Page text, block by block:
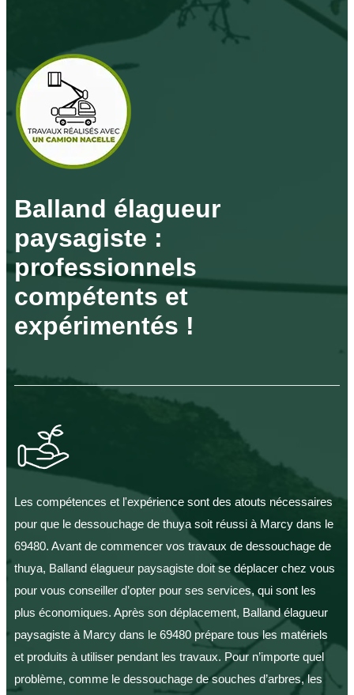
Balland élagueur
paysagiste :
professionnels
compétents et
expérimentés !
Les compétences et l'expérience sont des atouts nécessaires
pour que le dessouchage de thuya soit réussi à Marcy dans le
69480. Avant de commencer vos travaux de dessouchage de
thuya, Balland élagueur paysagiste doit se déplacer chez vous
pour vous conseiller d’opter pour ses services, qui sont les
plus économiques. Après son déplacement, Balland élagueur
paysagiste à Marcy dans le 69480 prépare tous les matériels
et produits à utiliser pendant les travaux. Pour n’importe quel
problème, comme le dessouchage de souches d’arbres, les